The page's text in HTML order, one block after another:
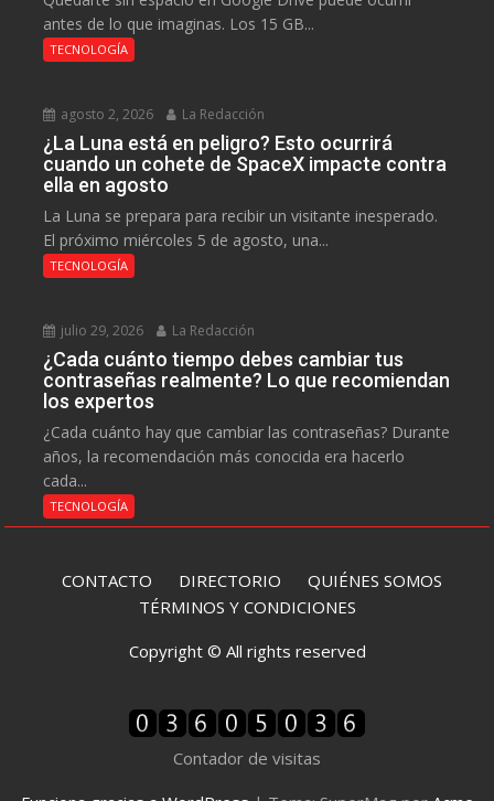
antes de lo que imaginas. Los 15 GB...
TECNOLOGÍA
agosto 2, 2026 La Redacción
¿La Luna está en peligro? Esto ocurrirá
cuando un cohete de SpaceX impacte contra
ella en agosto
La Luna se prepara para recibir un visitante inesperado.
El próximo miércoles 5 de agosto, una...
TECNOLOGÍA
julio 29, 2026 La Redacción
¿Cada cuánto tiempo debes cambiar tus
contraseñas realmente? Lo que recomiendan
los expertos
¿Cada cuánto hay que cambiar las contraseñas? Durante
años, la recomendación más conocida era hacerlo
cada...
TECNOLOGÍA
CONTACTO DIRECTORIO QUIÉNES SOMOS
TÉRMINOS Y CONDICIONES
Copyright © All rights reserved
Contador de visitas